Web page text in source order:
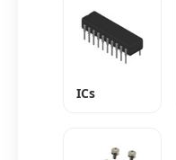
ICs